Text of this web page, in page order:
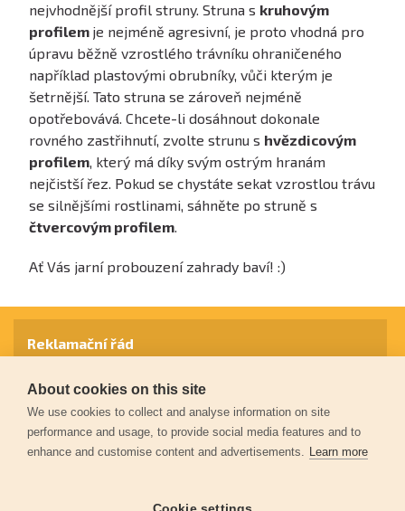
nejvhodnější profil struny. Struna s kruhovým
profilem je nejméně agresivní, je proto vhodná pro
úpravu běžně vzrostlého trávníku ohraničeného
například plastovými obrubníky, vůči kterým je
šetrnější. Tato struna se zároveň nejméně
opotřebovává. Chcete-li dosáhnout dokonale
rovného zastřihnutí, zvolte strunu s hvězdicovým
profilem, který má díky svým ostrým hranám
nejčistší řez. Pokud se chystáte sekat vzrostlou trávu
se silnějšími rostlinami, sáhněte po struně s
čtvercovým profilem.
Ať Vás jarní probouzení zahrady baví! :)
Reklamační řád
Záruční podmínky
Ochrana osobních údajů
About cookies on this site
We use cookies to collect and analyse information on site
performance and usage, to provide social media features and to
enhance and customise content and advertisements. Learn more